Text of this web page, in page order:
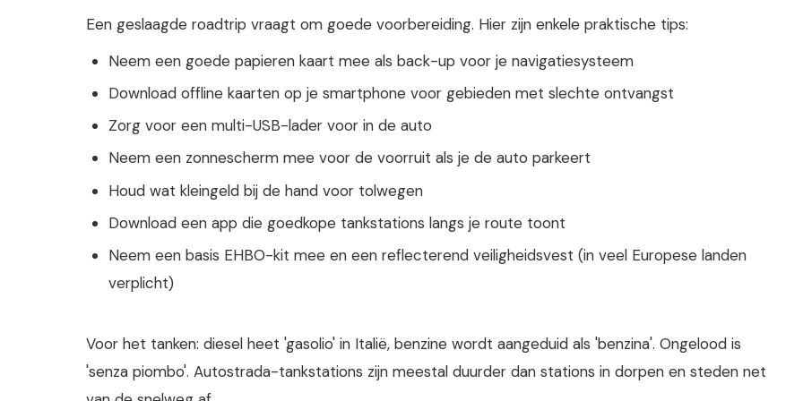
Een geslaagde roadtrip vraagt om goede voorbereiding. Hier zijn enkele praktische tips:
Neem een goede papieren kaart mee als back-up voor je navigatiesysteem
Download offline kaarten op je smartphone voor gebieden met slechte ontvangst
Zorg voor een multi-USB-lader voor in de auto
Neem een zonnescherm mee voor de voorruit als je de auto parkeert
Houd wat kleingeld bij de hand voor tolwegen
Download een app die goedkope tankstations langs je route toont
Neem een basis EHBO-kit mee en een reflecterend veiligheidsvest (in veel Europese landen
verplicht)
Voor het tanken: diesel heet 'gasolio' in Italië, benzine wordt aangeduid als 'benzina'. Ongelood is
'senza piombo'. Autostrada-tankstations zijn meestal duurder dan stations in dorpen en steden net